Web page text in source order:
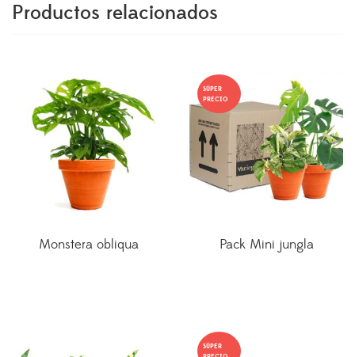
Productos relacionados
Monstera obliqua
SÚPER
PRECIO
Pack Mini jungla
SÚPER